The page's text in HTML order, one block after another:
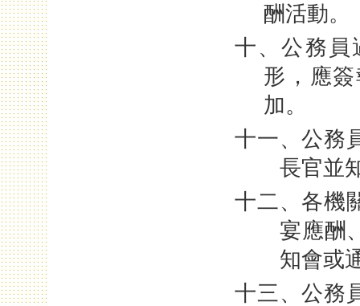
酬活動。
十、公務員
形，應
加。
十一、公務
長官並
十二、各機
宴應酬
知會或
十三、公務